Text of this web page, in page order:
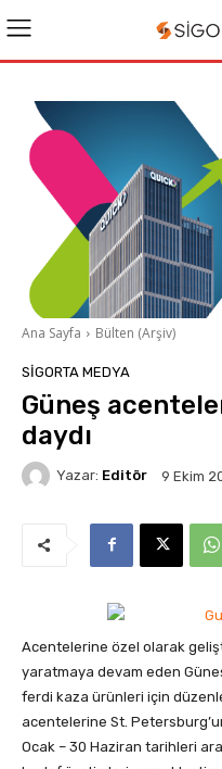
Ana Sayfa Bülten (Arşiv)
SIGORTA MEDYA
Güneş
daydı
Yazar: Editör 9 Ekim
Acentelerine özel olarak
yaratmaya devam eden
ferdi kaza ürünleri için
acentelerine St.
Ocak – 30 Haziran tarihleri